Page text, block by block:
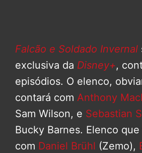
Falcão e Soldado Invernal
exclusiva da Disney+,
episódios. O elenco,
contará com Anthony
Sam Wilson, e Sebastian
Bucky Barnes. Elenco
com Daniel Brühl (Zemo),